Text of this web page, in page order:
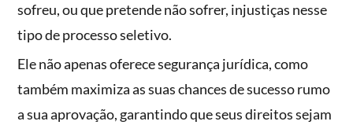
sofreu, ou que pretende não sofrer, injustiças nesse
tipo de processo seletivo.
Ele não apenas oferece segurança jurídica, como
também maximiza as suas chances de sucesso rumo
a sua aprovação, garantindo que seus direitos sejam